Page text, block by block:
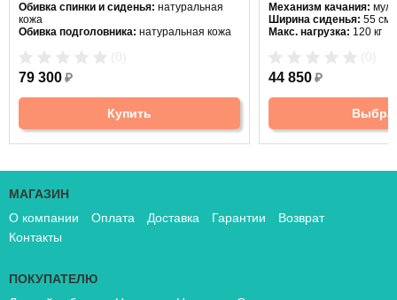
Обивка спинки и сиденья: натуральная
кожа
Обивка подголовника: натуральная кожа
79 300₽
Купить
Механизм качания:
Ширина сиденья: 55 см
Макс. нагрузка: 120 кг
Регулировка высоты:
Крестовина:
44 850 ₽
МАГАЗИН
О компании
Оплата Доставка Гарантии
Возврат
Контакты
ПОКУПАТЕЛЮ